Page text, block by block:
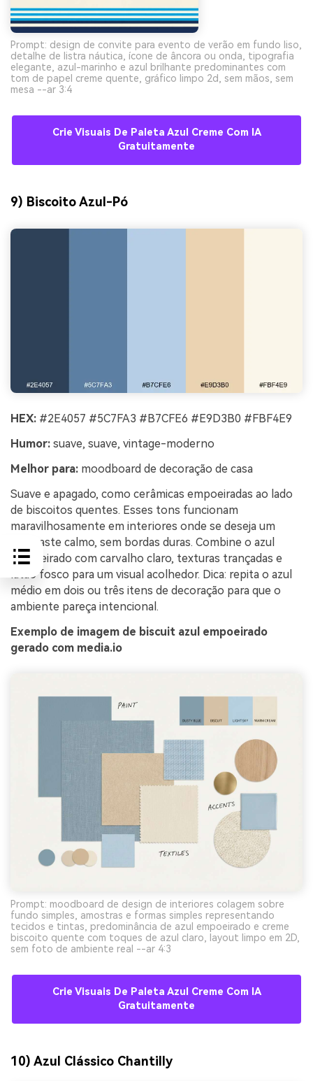
Prompt: design de convite para evento de verão em fundo liso,
detalhe de listra náutica, ícone de âncora ou onda, tipografia
elegante, azul-marinho e azul brilhante predominantes com
tom de papel creme quente, gráfico limpo 2d, sem mãos, sem
mesa --ar 3:4
Crie Visuais De Paleta Azul Creme Com IA
Gratuitamente
9) Biscoito Azul-Pó
HEX: #2E4057 #5C7FA3 #B7CFE6 #E9D3B0 #FBF4E9
Humor: suave, suave, vintage-moderno
Melhor para: moodboard de decoração de casa
Suave e apagado, como cerâmicas empoeiradas ao lado
de biscoitos quentes. Esses tons funcionam
maravilhosamente em interiores onde se deseja um
contraste calmo, sem bordas duras. Combine o azul
empoeirado com carvalho claro, texturas trançadas e
latão fosco para um visual acolhedor. Dica: repita o azul
médio em dois ou três itens de decoração para que o
ambiente pareça intencional.
Exemplo de imagem de biscuit azul empoeirado
gerado com media.io
Prompt: moodboard de design de interiores colagem sobre
fundo simples, amostras e formas simples representando
tecidos e tintas, predominância de azul empoeirado e creme
biscoito quente com toques de azul claro, layout limpo em 2D,
sem foto de ambiente real --ar 4:3
Crie Visuais De Paleta Azul Creme Com IA
Gratuitamente
10) Azul Clássico Chantilly